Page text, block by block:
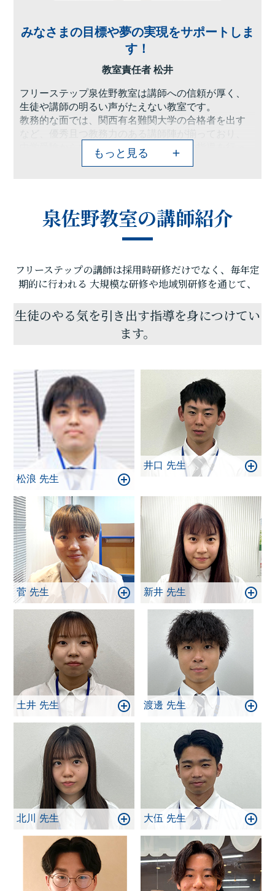
みなさまの目標や夢の実現をサポートしま
す！
教室責任者 松井
フリーステップ泉佐野教室は講師への信頼が厚く、
生徒や講師の明るい声がたえない教室です。
教務的な面では、関西有名難関大学の合格者を出す
など、優秀且つ教務力のある講師陣が揃っており、
中学受験から大学受験まで様々な受験の指導を行っ
を克服したい」と意欲のある方はぜひご相談下さ
「これから頑張る」という考えでは間に合いませ
取り掛かりが早ければ早いほど志望校・目標に達す
る可能性が高いという事です。
から逆算して「どのように勉強すれば合格するの
か」を講師・チーフ・生徒が三位一体になり、カリ
お待ちしております。
もっと見る
泉佐野教室の講師紹介
フリーステップの講師は採用時研修だけでなく、毎年定
期的に行われる 大規模な研修や地域別研修を通じて、
生徒のやる気を引き出す指導を身につけてい
ます。
松浪 先生
井口 先生
菅 先生 新井 先生
土井 先生 渡邊 先生
北川 先生 大伍 先生